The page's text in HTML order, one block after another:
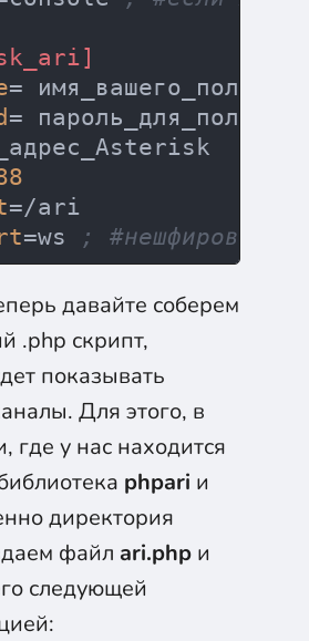
=ws ;
давайте соберем
.php скрипт,
показывать
Для этого, в
где у нас находится
phpari и
директория
файл ari.php и
следующей